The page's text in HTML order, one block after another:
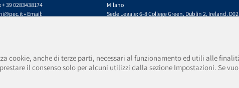
+ 39 0283438174
• Email:
• P.IVA e C.F. 01917540518 • Data
13/06/2019
Albo Imprese IVASS 14/03/2008 - n.
Milano
Sede Legale: 6-8 College Green, Dublin 2, Ireland. D02
Capitale sociale e Riserve € 41.000.000,00 • C.F./P.I.
R.I. Milano • REA C.C.I.A.A. Milano 2093047
cookie, anche di terze parti, necessari al funzionamento ed utili alle
il consenso solo per alcuni utilizzi dalla sezione Impostazioni. Se